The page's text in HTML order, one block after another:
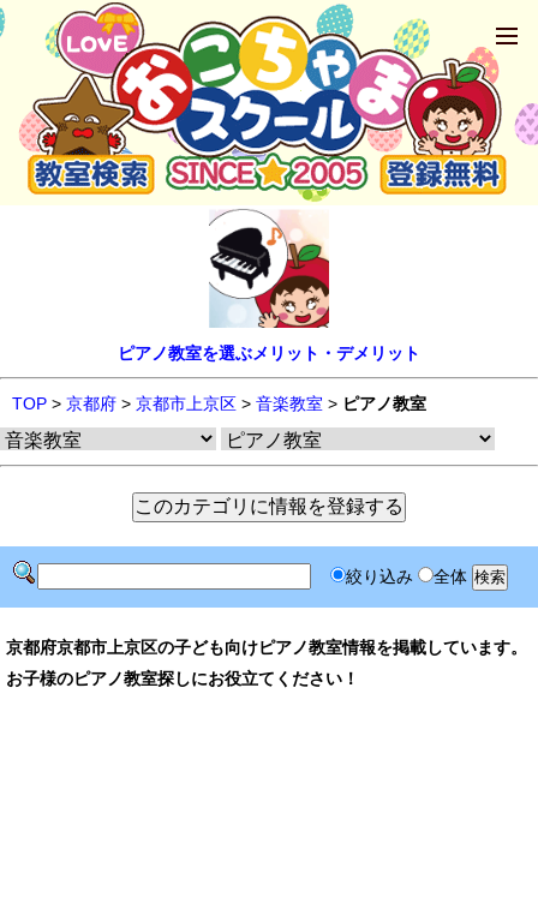
ピアノ教室を選ぶメリット・デメリット
TOP > 京都府 > 京都市上京区 > 音楽教室 > ピアノ教室
絞り込み 全体
京都府京都市上京区の子ども向けピアノ教室情報を掲載しています。
お子様のピアノ教室探しにお役立てください！